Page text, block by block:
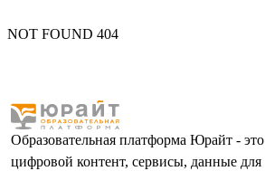
NOT FOUND 404
Образовательная платформа Юрайт - это
цифровой контент, сервисы, данные для